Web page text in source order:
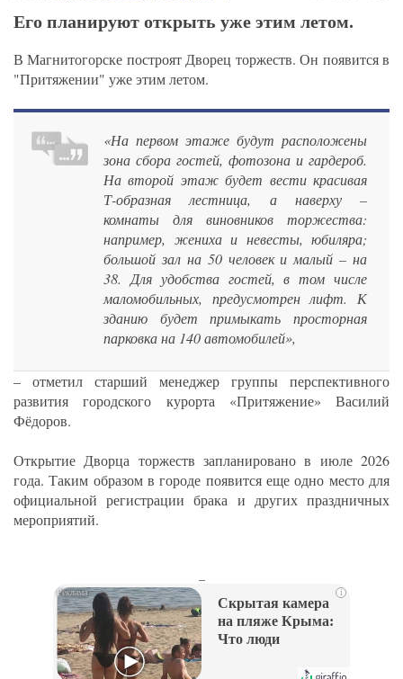
Его планируют открыть уже этим летом.
В Магнитогорске построят Дворец торжеств. Он появится в
"Притяжении" уже этим летом.
«На первом этаже будут расположены
зона сбора гостей, фотозона и гардероб.
На второй этаж будет вести красивая
Т-образная лестница, а наверху –
комнаты для виновников торжества:
например, жениха и невесты, юбиляра;
большой зал на 50 человек и малый – на
38. Для удобства гостей, в том числе
маломобильных, предусмотрен лифт. К
зданию будет примыкать просторная
парковка на 140 автомобилей»,
– отметил старший менеджер группы перспективного
развития городского курорта «Притяжение» Василий
Фёдоров.
Открытие Дворца торжеств запланировано в июле 2026
года. Таким образом в городе появится еще одно место для
официальной регистрации брака и других праздничных
мероприятий.
i
Скрытая камера
на пляже Крыма:
Что люди
их не видят...